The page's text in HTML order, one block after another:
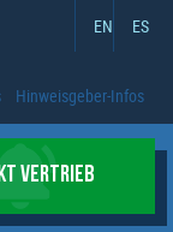
EN ES
Hinweisgeber-Infos
VERTRIEB